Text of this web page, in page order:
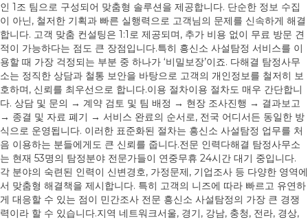
인 1조 팀으로 구성되어 맞춤형 솔루션을 제공합니다. 단순한 정보 수집
이 아닌, 철저한 기획과 빠른 실행력으로 고객님의 문제를 신속하게 해결
합니다. 고객 맞춤 컨설팅은 1:1로 제공되며, 추가 비용 없이 무료 방문 견
적이 가능하다는 점도 큰 장점입니다.특히 흥신소 사설탐정 서비스를 이
용할 때 가장 걱정되는 부분 중 하나가 ‘비밀보장’이죠. 다해결 탐정사무
소는 정직한 상담과 철통 보안을 바탕으로 고객의 개인정보를 철저히 보
호하며, 신뢰를 최우선으로 합니다.​이용 절차이용 절차도 매우 간단합니
다. 상담 및 문의 → 계약 검토 및 팀 배정 → 현장 조사진행 → 결과보고
→ 종결 및 자료 폐기 → 서비스 완료의 순서로, 전국 어디서든 동일한 방
식으로 운영됩니다. 이러한 표준화된 절차는 흥신소 사설탐정 업무를 처
음 이용하는 분들에게도 큰 신뢰를 줍니다.​전문 인력다해결 탐정사무소
는 현재 53명의 탐정분야 전문가들이 연중무휴 24시간 대기 중입니다.
각 분야의 숙련된 인력이 신변경호, 가정문제, 기업조사 등 다양한 영역에
서 맞춤형 해결책을 제시합니다. 특히 고객의 니즈에 따라 빠르고 유연하
게 대응할 수 있는 점이 민간조사 전문 흥신소 사설탐정의 가장 큰 경쟁
력이라 할 수 있습니다.​지역 네트워크서울, 경기, 강남, 충청, 전라, 경상,